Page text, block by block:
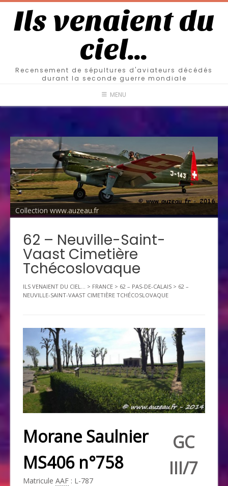
Ils venaient du
ciel…
Recensement de sépultures d'aviateurs décédés
durant la seconde guerre mondiale
MENU
Collection www.auzeau.fr
62 – Neuville-Saint-
Vaast Cimetière
Tchécoslovaque
ILS VENAIENT DU CIEL... > FRANCE > 62 – PAS-DE-CALAIS > 62 –
NEUVILLE-SAINT-VAAST CIMETIÈRE TCHÉCOSLOVAQUE
Morane Saulnier
MS406 n°758
Matricule AAF : L-787
GC
III/7